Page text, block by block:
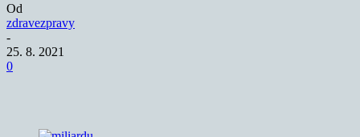
Od
zdravezpravy
-
25. 8. 2021
0